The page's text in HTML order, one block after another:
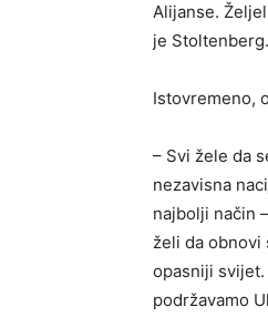
Alijanse.
je Stoltenberg.
Istovremeno,
– Svi žele da
nezavisna
najbolji način
želi da obnovi
opasniji svijet.
podržavamo